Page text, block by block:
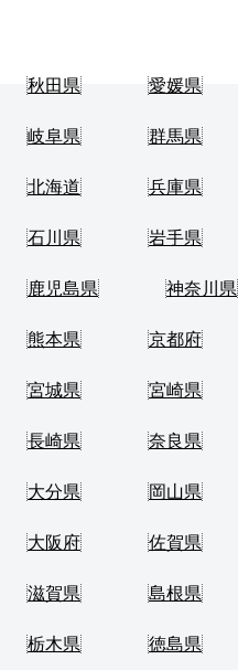
秋田県 愛媛県
岐阜県 群馬県
北海道 兵庫県
石川県 岩手県
鹿児島県 神奈川県
熊本県 京都府
宮城県 宮崎県
長崎県 奈良県
大分県 岡山県
大阪府 佐賀県
滋賀県 島根県
栃木県 徳島県